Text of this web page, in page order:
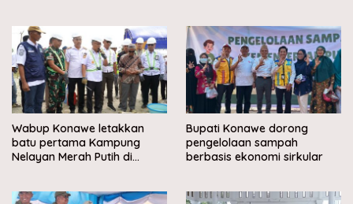
Wabup Konawe letakkan
batu pertama Kampung
Nelayan Merah Putih di
Bupati Konawe dorong
pengelolaan sampah
berbasis ekonomi sirkular